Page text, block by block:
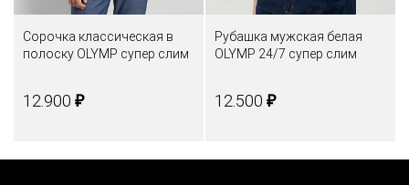
Сорочка классическая в
полоску OLYMP супер слим
12.900 ₽
Рубашка мужская белая
OLYMP 24/7 супер слим
12.500 ₽